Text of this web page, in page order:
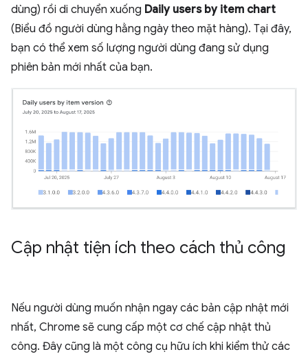
dùng) rồi di chuyển xuống Daily users by item chart
(Biểu đồ người dùng hằng ngày theo mặt hàng). Tại đây,
bạn có thể xem số lượng người dùng đang sử dụng
phiên bản mới nhất của bạn.
Cập nhật tiện ích theo cách thủ công
Nếu người dùng muốn nhận ngay các bản cập nhật mới
nhất, Chrome sẽ cung cấp một cơ chế cập nhật thủ
công. Đây cũng là một công cụ hữu ích khi kiểm thử các